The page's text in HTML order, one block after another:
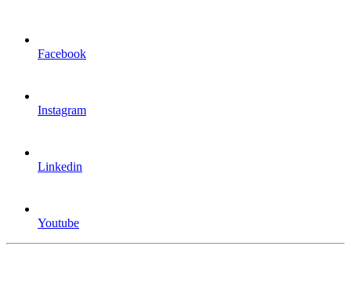
Facebook
Instagram
Linkedin
Youtube